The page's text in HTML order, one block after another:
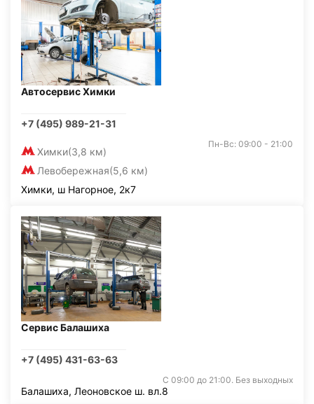
Автосервис Химки
+7 (495) 989-21-31
Химки(3,8 км)
Левобережная(5,6 км)
Пн-Вс: 09:00 - 21:00
Химки, ш Нагорное, 2к7
Сервис Балашиха
+7 (495) 431-63-63
С 09:00 до 21:00. Без выходных
Балашиха, Леоновское ш. вл.8